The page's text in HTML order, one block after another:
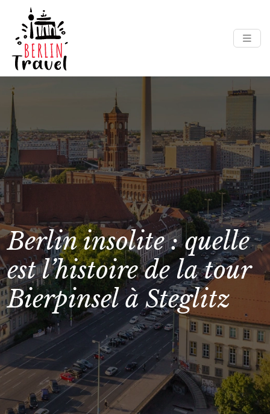
Berlin insolite : quelle
est l’histoire de la tour
Bierpinsel à Steglitz